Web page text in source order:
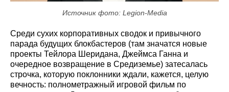
Источник фото: Legion-Media
Среди сухих корпоративных сводок и привычного
парада будущих блокбастеров (там значатся новые
проекты Тейлора Шеридана, Джеймса Ганна и
очередное возвращение в Средиземье) затесалась
строчка, которую поклонники ждали, кажется, целую
вечность: полнометражный игровой фильм по